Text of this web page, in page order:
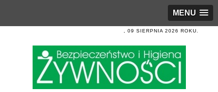
MENU
, 09 SIERPNIA 2026 ROKU.